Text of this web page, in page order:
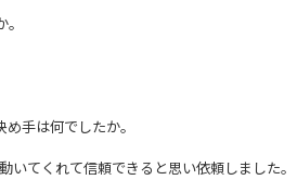
手は何でしたか。
てくれて信頼できると思い依頼しました。